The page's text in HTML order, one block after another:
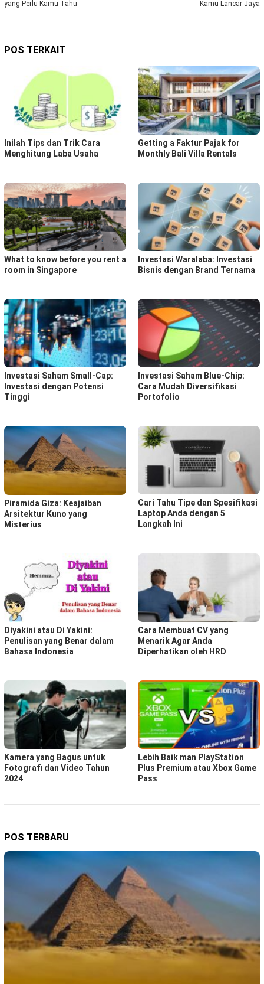
yang Perlu Kamu Tahu Kamu Lancar Jaya
POS TERKAIT
Inilah Tips dan Trik Cara
Menghitung Laba Usaha
Getting a Faktur Pajak for
Monthly Bali Villa Rentals
What to know before you rent a
room in Singapore
Investasi Waralaba: Investasi
Bisnis dengan Brand Ternama
Investasi Saham Small-Cap:
Investasi dengan Potensi
Tinggi
Investasi Saham Blue-Chip:
Cara Mudah Diversifikasi
Portofolio
Piramida Giza: Keajaiban
Arsitektur Kuno yang
Misterius
Cari Tahu Tipe dan Spesifikasi
Laptop Anda dengan 5
Langkah Ini
Diyakini atau Di Yakini:
Penulisan yang Benar dalam
Bahasa Indonesia
Cara Membuat CV yang
Menarik Agar Anda
Diperhatikan oleh HRD
Kamera yang Bagus untuk
Fotografi dan Video Tahun
2024
Lebih Baik man PlayStation
Plus Premium atau Xbox Game
Pass
POS TERBARU